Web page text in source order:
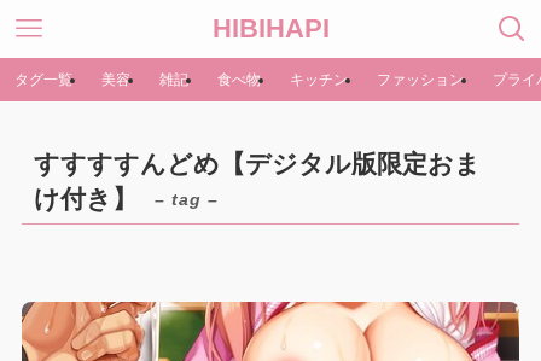
HIBIHAPI
タグ一覧 美容 雑記 食べ物 キッチン ファッション プライ
すすすすんどめ【デジタル版限定おま
け付き】
– tag –